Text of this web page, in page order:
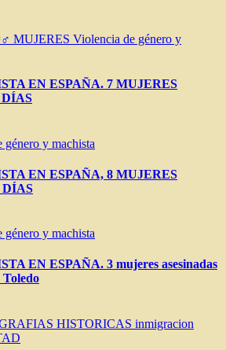
MUJERES Violencia de género y
EN ESPAÑA. 7 MUJERES
DÍAS
género y machista
EN ESPAÑA, 8 MUJERES
DÍAS
género y machista
EN ESPAÑA. 3 mujeres asesinadas
HISTORICAS inmigracion